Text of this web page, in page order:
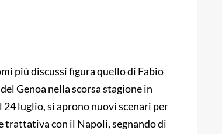
più discussi figura quello di Fabio
Genoa nella scorsa stagione in
luglio, si aprono nuovi scenari per
trattativa con il Napoli, segnando di